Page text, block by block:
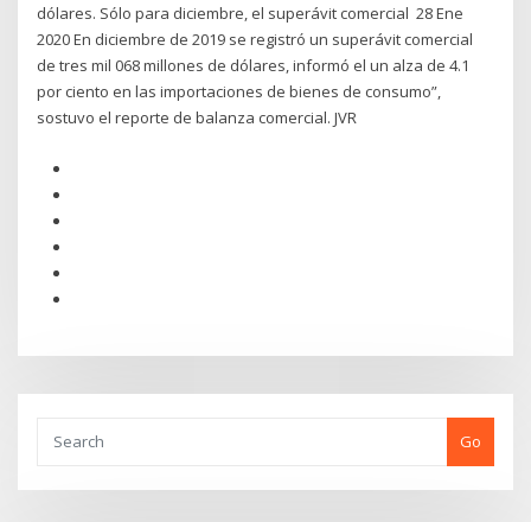
dólares. Sólo para diciembre, el superávit comercial 28 Ene
2020 En diciembre de 2019 se registró un superávit comercial
de tres mil 068 millones de dólares, informó el un alza de 4.1
por ciento en las importaciones de bienes de consumo”,
sostuvo el reporte de balanza comercial. JVR
Go